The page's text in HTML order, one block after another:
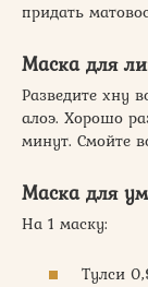
придать
Маска для
Разведите хну
алоэ. Хорошо
минут. Смойте
Маска для
На 1 маску:
Тулси